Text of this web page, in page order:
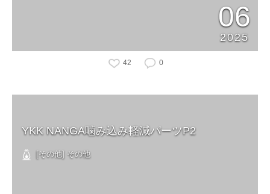
06
2025
42 0
YKK NANGA噛み込み軽減パーツP2
[その他] その他